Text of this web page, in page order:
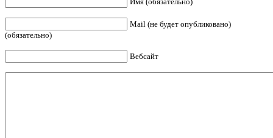
Mail (не будет опубликовано)
(обязательно)
Вебсайт